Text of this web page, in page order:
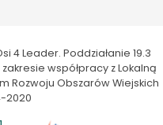
4 Leader. Poddziałanie 19.3
współpracy z Lokalną
Rozwoju Obszarów Wiejskich
2020